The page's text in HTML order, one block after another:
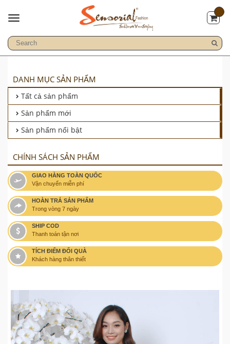
DANH MỤC SẢN PHẨM
Tất cả sản phẩm
Sản phẩm mới
Sản phẩm nổi bật
CHÍNH SÁCH SẢN PHẨM
GIAO HÀNG TOÀN QUỐC
Vận chuyển miễn phí
HOÀN TRẢ SẢN PHẨM
Trong vòng 7 ngày
SHIP COD
Thanh toán tận nơi
TÍCH ĐIỂM ĐỔI QUÀ
Khách hàng thân thiết